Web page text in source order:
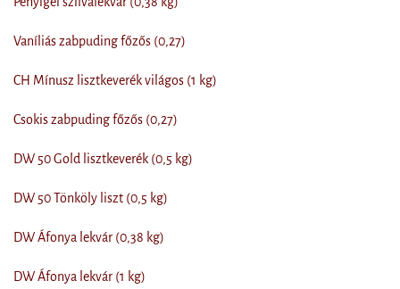
Vaníliás zabpuding főzős (0,27)
CH Mínusz lisztkeverék világos (1 kg)
Csokis zabpuding főzős (0,27)
DW 50 Gold lisztkeverék (0,5 kg)
DW 50 Tönköly liszt (0,5 kg)
DW Áfonya lekvár (0,38 kg)
DW Áfonya lekvár (1 kg)